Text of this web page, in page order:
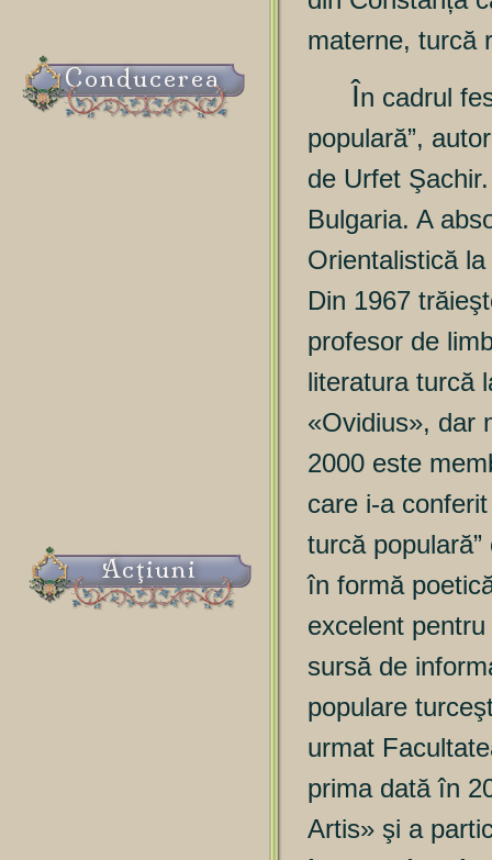
Conducerea
Acţiuni
materne, turcă
În cadrul
populară”,
de Urfet
Bulgaria. A
Orientalistică
Din 1967
profesor de
literatura turcă
«Ovidius», dar
2000 este
care i-a
turcă
în formă
excelent
sursă de
populare
urmat
prima dată în
Artis» şi a